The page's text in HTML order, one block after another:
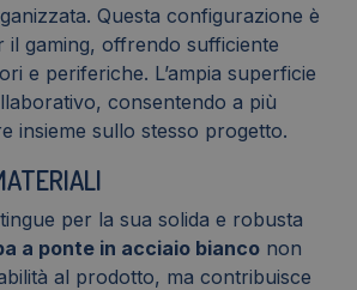
Questa configurazione è
il gaming, offrendo sufficiente
e periferiche. L’ampia superficie
consentendo a più
insieme sullo stesso progetto.
per la sua solida e robusta
a ponte in acciaio bianco non
al prodotto, ma contribuisce